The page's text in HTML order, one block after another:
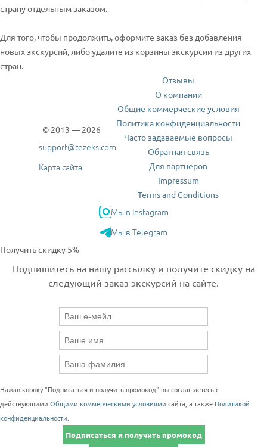
страну отдельным заказом.
Для того, чтобы продолжить, оформите заказ без добавления
новых экскурсий, либо удалите из корзины экскурсии из других
стран.
© 2013 — 2026
support@tezeks.com
Карта сайта
Отзывы
О компании
Общие коммерческие условия
Политика конфиденциальности
Часто задаваемые вопросы
Обратная связь
Для партнеров
Impressum
Terms and Conditions
Мы в Instagram
Мы в Telegram
Получить скидку 5%
Подпишитесь на нашу рассылку и получите скидку на
следующий заказ экскурсий на сайте.
Нажав кнопку "Подписаться и получить промокод" вы соглашаетесь с
действующими Общими коммерческими условиями сайта, а также Политикой
конфиденциальности
Подписаться и получить промокод